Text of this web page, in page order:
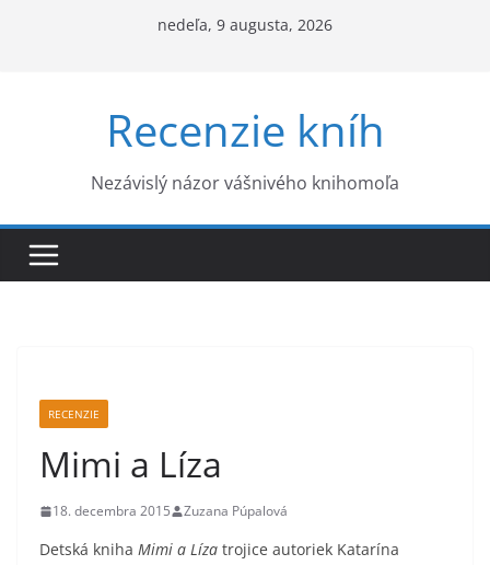
nedeľa, 9 augusta, 2026
Recenzie kníh
Nezávislý názor vášnivého knihomoľa
RECENZIE
Mimi a Líza
18. decembra 2015 Zuzana Púpalová
Detská kniha Mimi a Líza trojice autoriek Katarína